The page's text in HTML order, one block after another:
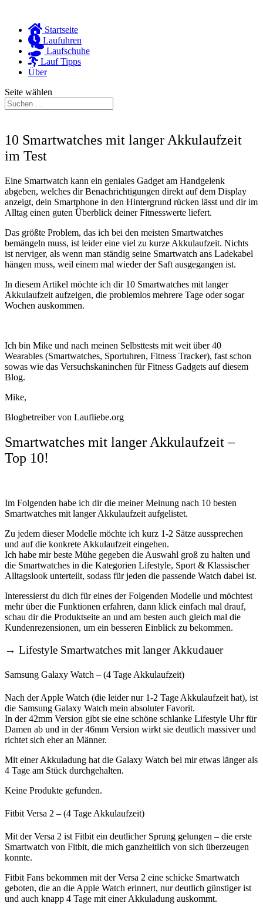
Startseite
Laufuhren
Laufschuhe
Lauf Tipps
Über
Seite wählen
10 Smartwatches mit langer Akkulaufzeit
im Test
Eine Smartwatch kann ein geniales Gadget am Handgelenk
abgeben, welches dir Benachrichtigungen direkt auf dem Display
anzeigt, dein Smartphone in den Hintergrund rücken lässt und dir im
Alltag einen guten Überblick deiner Fitnesswerte liefert.
Das größte Problem, das ich bei den meisten Smartwatches
bemängeln muss, ist leider eine viel zu kurze Akkulaufzeit. Nichts
ist nerviger, als wenn man ständig seine Smartwatch ans Ladekabel
hängen muss, weil einem mal wieder der Saft ausgegangen ist.
In diesem Artikel möchte ich dir 10 Smartwatches mit langer
Akkulaufzeit aufzeigen, die problemlos mehrere Tage oder sogar
Wochen auskommen.
Ich bin Mike und nach meinen Selbsttests mit weit über 40
Wearables (Smartwatches, Sportuhren, Fitness Tracker), fast schon
sowas wie das Versuchskaninchen für Fitness Gadgets auf diesem
Blog.
Mike,
Blogbetreiber von Laufliebe.org
Smartwatches mit langer Akkulaufzeit –
Top 10!
Im Folgenden habe ich dir die meiner Meinung nach 10 besten
Smartwatches mit langer Akkulaufzeit aufgelistet.
Zu jedem dieser Modelle möchte ich kurz 1-2 Sätze aussprechen
und auf die konkrete Akkulaufzeit eingehen.
Ich habe mir beste Mühe gegeben die Auswahl groß zu halten und
die Smartwatches in die Kategorien Lifestyle, Sport & Klassischer
Alltagslook unterteilt, sodass für jeden die passende Watch dabei ist.
Interessierst du dich für eines der Folgenden Modelle und möchtest
mehr über die Funktionen erfahren, dann klick einfach mal drauf,
schau dir die Produktseite an und am besten auch gleich mal die
Kundenrezensionen, um ein besseren Einblick zu bekommen.
→ Lifestyle Smartwatches mit langer Akkudauer
Samsung Galaxy Watch – (4 Tage Akkulaufzeit)
Nach der Apple Watch (die leider nur 1-2 Tage Akkulaufzeit hat), ist
die Samsung Galaxy Watch mein absoluter Favorit.
In der 42mm Version gibt sie eine schöne schlanke Lifestyle Uhr für
Damen ab und in der 46mm Version wirkt sie deutlich massiver und
richtet sich eher an Männer.
Mit einer Akkuladung hat die Galaxy Watch bei mir etwas länger als
4 Tage am Stück durchgehalten.
Keine Produkte gefunden.
Fitbit Versa 2 – (4 Tage Akkulaufzeit)
Mit der Versa 2 ist Fitbit ein deutlicher Sprung gelungen – die erste
Smartwatch von Fitbit, die mich ganzheitlich von sich überzeugen
konnte.
Fitbit Fans bekommen mit der Versa 2 eine schicke Smartwatch
geboten, die an die Apple Watch erinnert, nur deutlich günstiger ist
und auch knapp 4 Tage mit einer Akkuladung auskommt.